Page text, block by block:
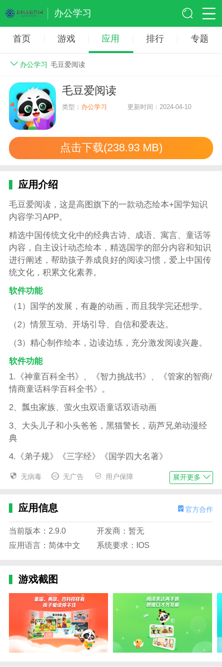
办公学习
首页 游戏 应用 排行 专题
办公学习 毛豆爱阅读
毛豆爱阅读
类型： 办公学习 更新时间：2024-04-10
点击下载(238.93 MB)
应用介绍
毛豆爱阅读，这是高图旗下的一款动态绘本+国学知识
内容学习APP。
精选中国传统文化中的经典古诗、成语、寓言、童话等
内容，自主设计动态绘本，精选国学的部分内容和知识
进行阐述，帮助孩子养成良好的阅读习惯，爱上中国传
统文化，积累文化素养。
软件功能
（1）国学的发展，有趣的动画，而且我学完还想学。
（2）情景互动、开场引导、自信和爱表达。
（3）精心制作绘本，边读边练，充分激发阅读兴趣。
软件功能
1.《神童百科全书》、《智力挑战书》、《管家的智商/
情商童话科学百科全书》。
2、瓢虫家族、萤火虫双语童话双语动画
3、大头儿子和小头爸爸，黑猫警长，葫芦兄弟动漫经
典
4.《弟子规》《三字经》《国学四大名著》
5.你把所有的书都放在哪里？更多精美图书和海量图书
6.有专业的绘本帮助宝宝提高阅读理解能力，开阔视
边肖评估
1.毛豆爱阅读有各种书籍资源和绘画书籍。毛豆爱阅读
读更感兴趣。
2.毛豆爱阅读是一款学习教育软件，为用户提供了大量
国学知识和动态绘本，每个人都可以随时阅读。精美的
动画吸引孩子的注意力，互动教学让宝宝在兴趣中学习
知识。
3.这个软件里有很多丰富的阅读绘本。用户可以通过这
无病毒 无广告 用户保障 展开更多
应用信息 官方合作
当前版本：2.9.0
开发商：暂无
应用语言：简体中文
系统要求：IOS
游戏截图